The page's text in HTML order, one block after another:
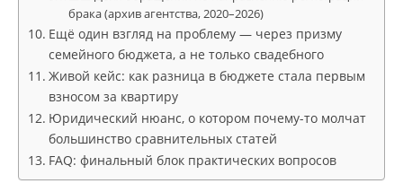
брака (архив агентства, 2020–2026)
Ещё один взгляд на проблему — через призму
семейного бюджета, а не только свадебного
Живой кейс: как разница в бюджете стала первым
взносом за квартиру
Юридический нюанс, о котором почему-то молчат
большинство сравнительных статей
FAQ: финальный блок практических вопросов